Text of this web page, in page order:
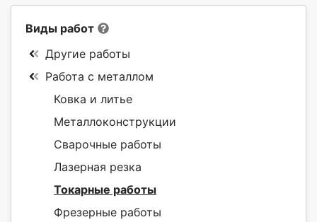
Виды работ
Другие работы
Работа с металлом
Ковка и литье
Металлоконструкции
Сварочные работы
Лазерная резка
Токарные работы
Фрезерные работы